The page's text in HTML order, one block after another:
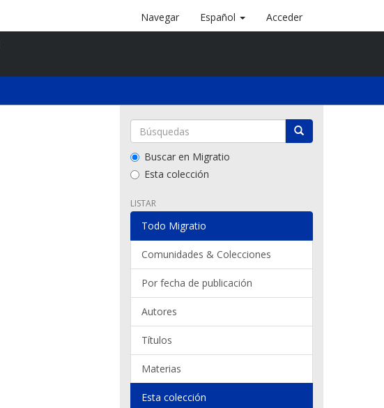
Navegar Español Acceder
Buscar en Migratio
Esta colección
LISTAR
Todo Migratio
Comunidades & Colecciones
Por fecha de publicación
Autores
Títulos
Materias
Esta colección